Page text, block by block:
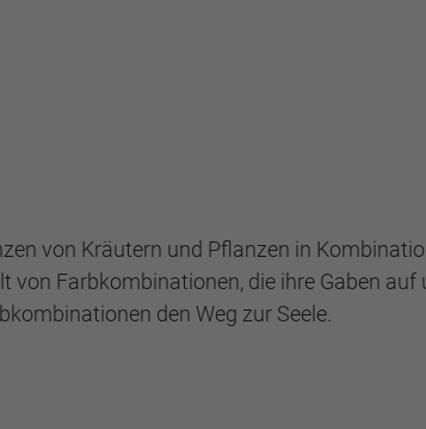
von Kräutern und Pflanzen in
Farbkombinationen, die ihre Gaben
den Weg zur Seele.